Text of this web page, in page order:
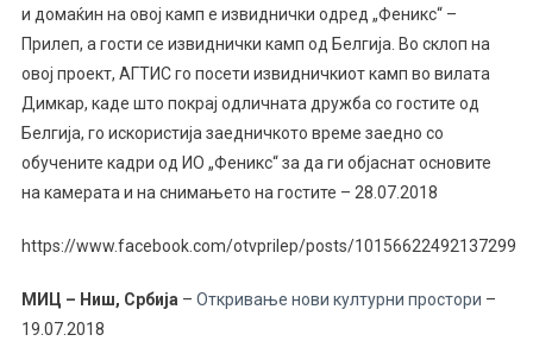
и домаќин на овој камп е извиднички одред „Феникс“ –
Прилеп, а гости се извиднички камп од Белгија. Во склоп на
овој проект, АГТИС го посети извидничкиот камп во вилата
Димкар, каде што покрај одличната дружба со гостите од
Белгија, го искористија заедничкото време заедно со
обучените кадри од ИО „Феникс“ за да ги објаснат основите
на камерата и на снимањето на гостите – 28.07.2018
https://www.facebook.com/otvprilep/posts/10156622492137299
МИЦ – Ниш, Србија – Откривање нови културни простори –
19.07.2018